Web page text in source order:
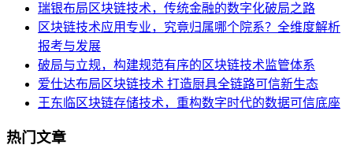
瑞银布局区块链技术，传统金融的数字化破局之路
区块链技术应用专业，究竟归属哪个院系？全维度解析
报考与发展
破局与立规，构建规范有序的区块链技术监管体系
爱仕达布局区块链技术 打造厨具全链路可信新生态
王东临区块链存储技术，重构数字时代的数据可信底座
热门文章